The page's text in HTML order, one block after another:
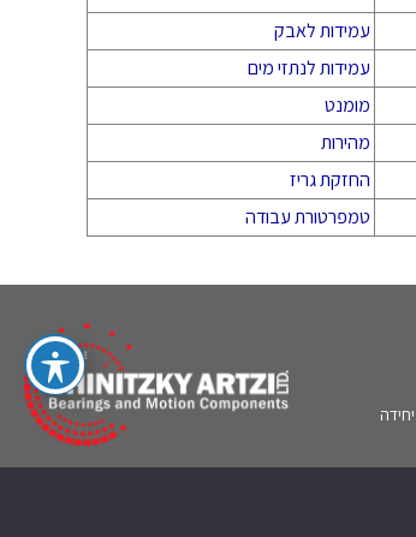
עמידות לאבק
עמידות לנתזי מים
מומנט
מהירות
החזקת גריז
טמפרטורת עבודה
יחידה